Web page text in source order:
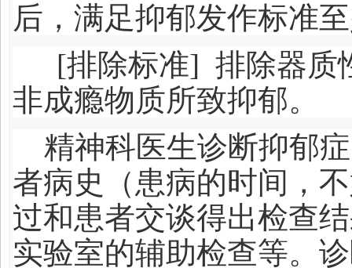
后，满足抑郁发作标准
[排除标准] 排除器质
非成瘾物质所致抑郁。
精神科医生诊断抑郁
者病史（患病的时间，
过和患者交谈得出检查
实验室的辅助检查等。